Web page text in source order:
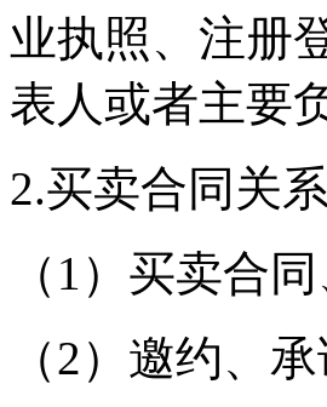
业执照、注册
表人或者主要
2.买卖合同关
（1）买卖合
（2）邀约、